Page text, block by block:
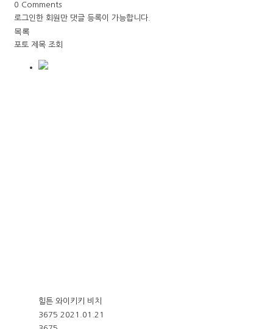
0 Comments
로그인한 회원만 댓글 등록이 가능합니다.
목록
포토 제목 조회
힐튼 와이키키 비치
3675 2021.01.21